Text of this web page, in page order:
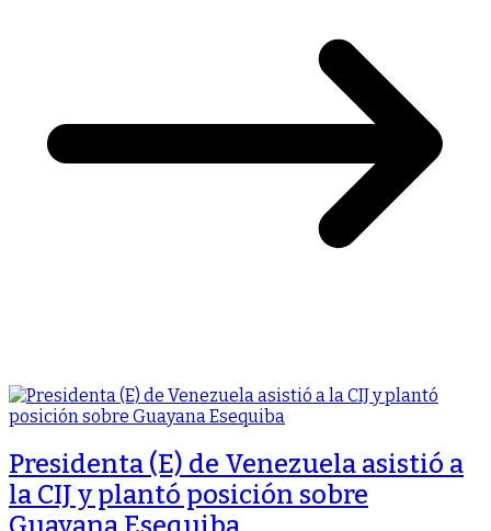
Presidenta (E) de Venezuela asistió a
la CIJ y plantó posición sobre